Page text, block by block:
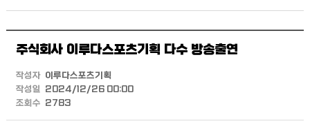
유
주식회사 이루다스포츠기획 다수 방송출연
작성자 이루다스포츠기획
작성일 2024/12/26 00:00
조회수 2783